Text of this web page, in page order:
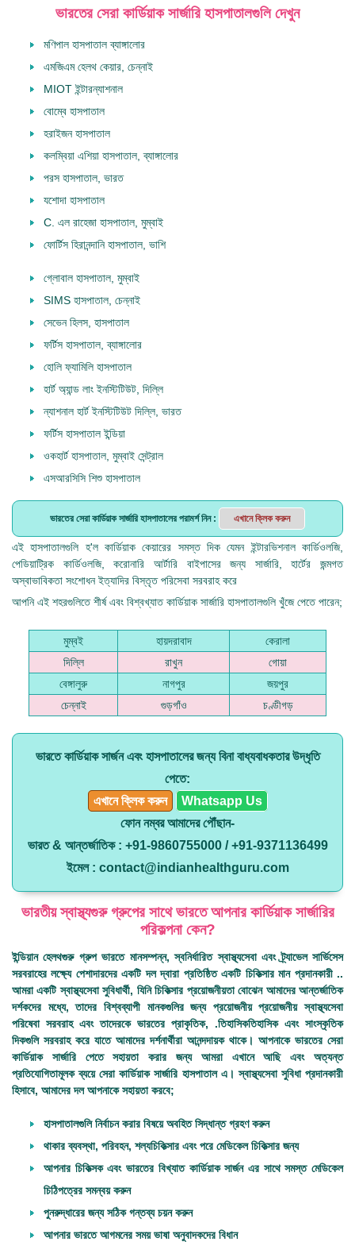
ভারতের সেরা কার্ডিয়াক সার্জারি হাসপাতালগুলি দেখুন
মণিপাল হাসপাতাল ব্যাঙ্গালোর
এমজিএম হেলথ কেয়ার, চেন্নাই
MIOT ইন্টারন্যাশনাল
বোম্বে হাসপাতাল
হরাইজন হাসপাতাল
কলম্বিয়া এশিয়া হাসপাতাল, ব্যাঙ্গালোর
পরস হাসপাতাল, ভারত
যশোদা হাসপাতাল
С. এল রাহেজা হাসপাতাল, মুম্বাই
ফোর্টিস হিরানন্দানি হাসপাতাল, ভাশি
গ্লোবাল হাসপাতাল, মুম্বাই
SIMS হাসপাতাল, চেন্নাই
সেভেন হিলস, হাসপাতাল
ফর্টিস হাসপাতাল, ব্যাঙ্গালোর
হোলি ফ্যামিলি হাসপাতাল
হার্ট অ্যান্ড লাং ইনস্টিটিউট, দিল্লি
ন্যাশনাল হার্ট ইনস্টিটিউট দিল্লি, ভারত
ফর্টিস হাসপাতাল ইন্ডিয়া
ওকহার্ট হাসপাতাল, মুম্বাই সেন্ট্রাল
এসআরসিসি শিশু হাসপাতাল
ভারতের সেরা কার্ডিয়াক সার্জারি হাসপাতালের পরামর্শ নিন : এখানে ক্লিক করুন
এই হাসপাতালগুলি হ'ল কার্ডিয়াক কেয়ারের সমস্ত দিক যেমন ইন্টারভিশনাল কার্ডিওলজি,
পেডিয়াট্রিক কার্ডিওলজি, করোনারি আর্টারি বাইপাসের জন্য সার্জারি, হার্টের জন্মগত
অস্বাভাবিকতা সংশোধন ইত্যাদির বিস্তৃত পরিসেবা সরবরাহ করে
আপনি এই শহরগুলিতে শীর্ষ এবং বিশ্বখ্যাত কার্ডিয়াক সার্জারি হাসপাতালগুলি খুঁজে পেতে পারেন;
মুম্বই হায়দরাবাদ
কেরালা
দিল্লি
রাখুন
গোয়া
বেঙ্গালুরু
নাগপুর
জয়পুর
চেন্নাই
গুড়গাঁও চণ্ডীগড়
ভারতে কার্ডিয়াক সার্জন এবং হাসপাতালের জন্য বিনা বাধ্যবাধকতার উদ্ধৃতি
পেতে:
এখানে ক্লিক করুন
Whatsapp Us
ফোন নম্বর আমাদের পৌঁছান-
ভারত & আন্তর্জাতিক : +91-9860755000 / +91-9371136499
ইমেল : contact@indianhealthguru.com
ভারতীয় স্বাস্থ্যগুরু গ্রুপের সাথে ভারতে আপনার কার্ডিয়াক সার্জারির
পরিকল্পনা কেন?
ইন্ডিয়ান হেলথগুরু গ্রুপ ভারতে মানসম্পন্ন, স্বনির্ধারিত স্বাস্থ্যসেবা এবং ট্র্যাভেল সার্ভিসেস
সরবরাহের লক্ষ্যে পেশাদারদের একটি দল দ্বারা প্রতিষ্ঠিত একটি চিকিত্সার মান প্রদানকারী ..
আমরা একটি স্বাস্থ্যসেবা সুবিধার্থী, যিনি চিকিত্সার প্রয়োজনীয়তা বোঝেন আমাদের আন্তর্জাতিক
দর্শকদের মধ্যে, তাদের বিশ্বব্যাপী মানকগুলির জন্য প্রয়োজনীয় প্রয়োজনীয় স্বাস্থ্যসেবা
পরিষেবা সরবরাহ এবং তাদেরকে ভারতের প্রাকৃতিক, .তিহাসিকতিহাসিক এবং সাংস্কৃতিক
দিকগুলি সরবরাহ করে যাতে আমাদের দর্শনার্থীরা আনন্দদায়ক থাকে। আপনাকে ভারতের সেরা
কার্ডিয়াক সার্জারি পেতে সহায়তা করার জন্য আমরা এখানে আছি এবং অত্যন্ত
প্রতিযোগিতামূলক ব্যয়েসেরা কার্ডিয়াক সার্জারি হাসপাতাল এ। স্বাস্থ্যসেবা সুবিধা প্রদানকারী
হিসাবে, আমাদের দল আপনাকে সহায়তা করবে;
হাসপাতালগুলি নির্বাচন করার বিষয়ে অবহিত সিদ্ধান্ত গ্রহণ করুন
থাকার ব্যবস্থা, পরিবহন, শল্যচিকিত্সার এবং পরে মেডিকেল চিকিত্সার জন্য
আপনার চিকিত্সক এবংভারতের বিখ্যাত কার্ডিয়াক সার্জন এর সাথে সমস্ত মেডিকেল
চিঠিপত্রের সমন্বয় করুন
পুনরুদ্ধারের জন্য সঠিক গন্তব্য চয়ন করুন
আপনার ভারতে আগমনের সময় ভাষা অনুবাদকদের বিধান